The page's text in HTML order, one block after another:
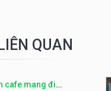
QUAN
cafe mang đi